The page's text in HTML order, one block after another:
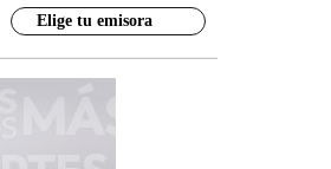
Elige tu emisora